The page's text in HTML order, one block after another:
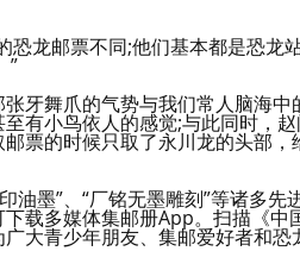
龙邮票不同;他们基本都是恐龙
”
牙舞爪的气势与我们常人脑海
有小鸟依人的感觉;与此同时，
票的时候只取了永川龙的头部
墨”、“厂铭无墨雕刻”等诸多先
载多媒体集邮册App。扫描《中
大青少年朋友、集邮爱好者和